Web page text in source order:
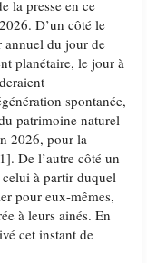
la presse en ce
D’un côté le
annuel du jour de
planétaire, le jour à
spontanée,
patrimoine naturel
2026, pour la
De l’autre côté un
à partir duquel
pour eux-mêmes,
à leurs ainés. En
cet instant de